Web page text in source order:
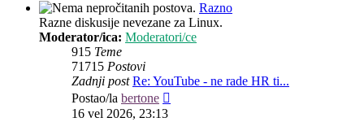
Razno
Razne diskusije nevezane za Linux.
Moderator/ica: Moderatori/ce
915 Teme
71715 Postovi
Zadnji post Re: YouTube - ne rade HR ti...
Postao/la bertone
16 vel 2026, 23:13